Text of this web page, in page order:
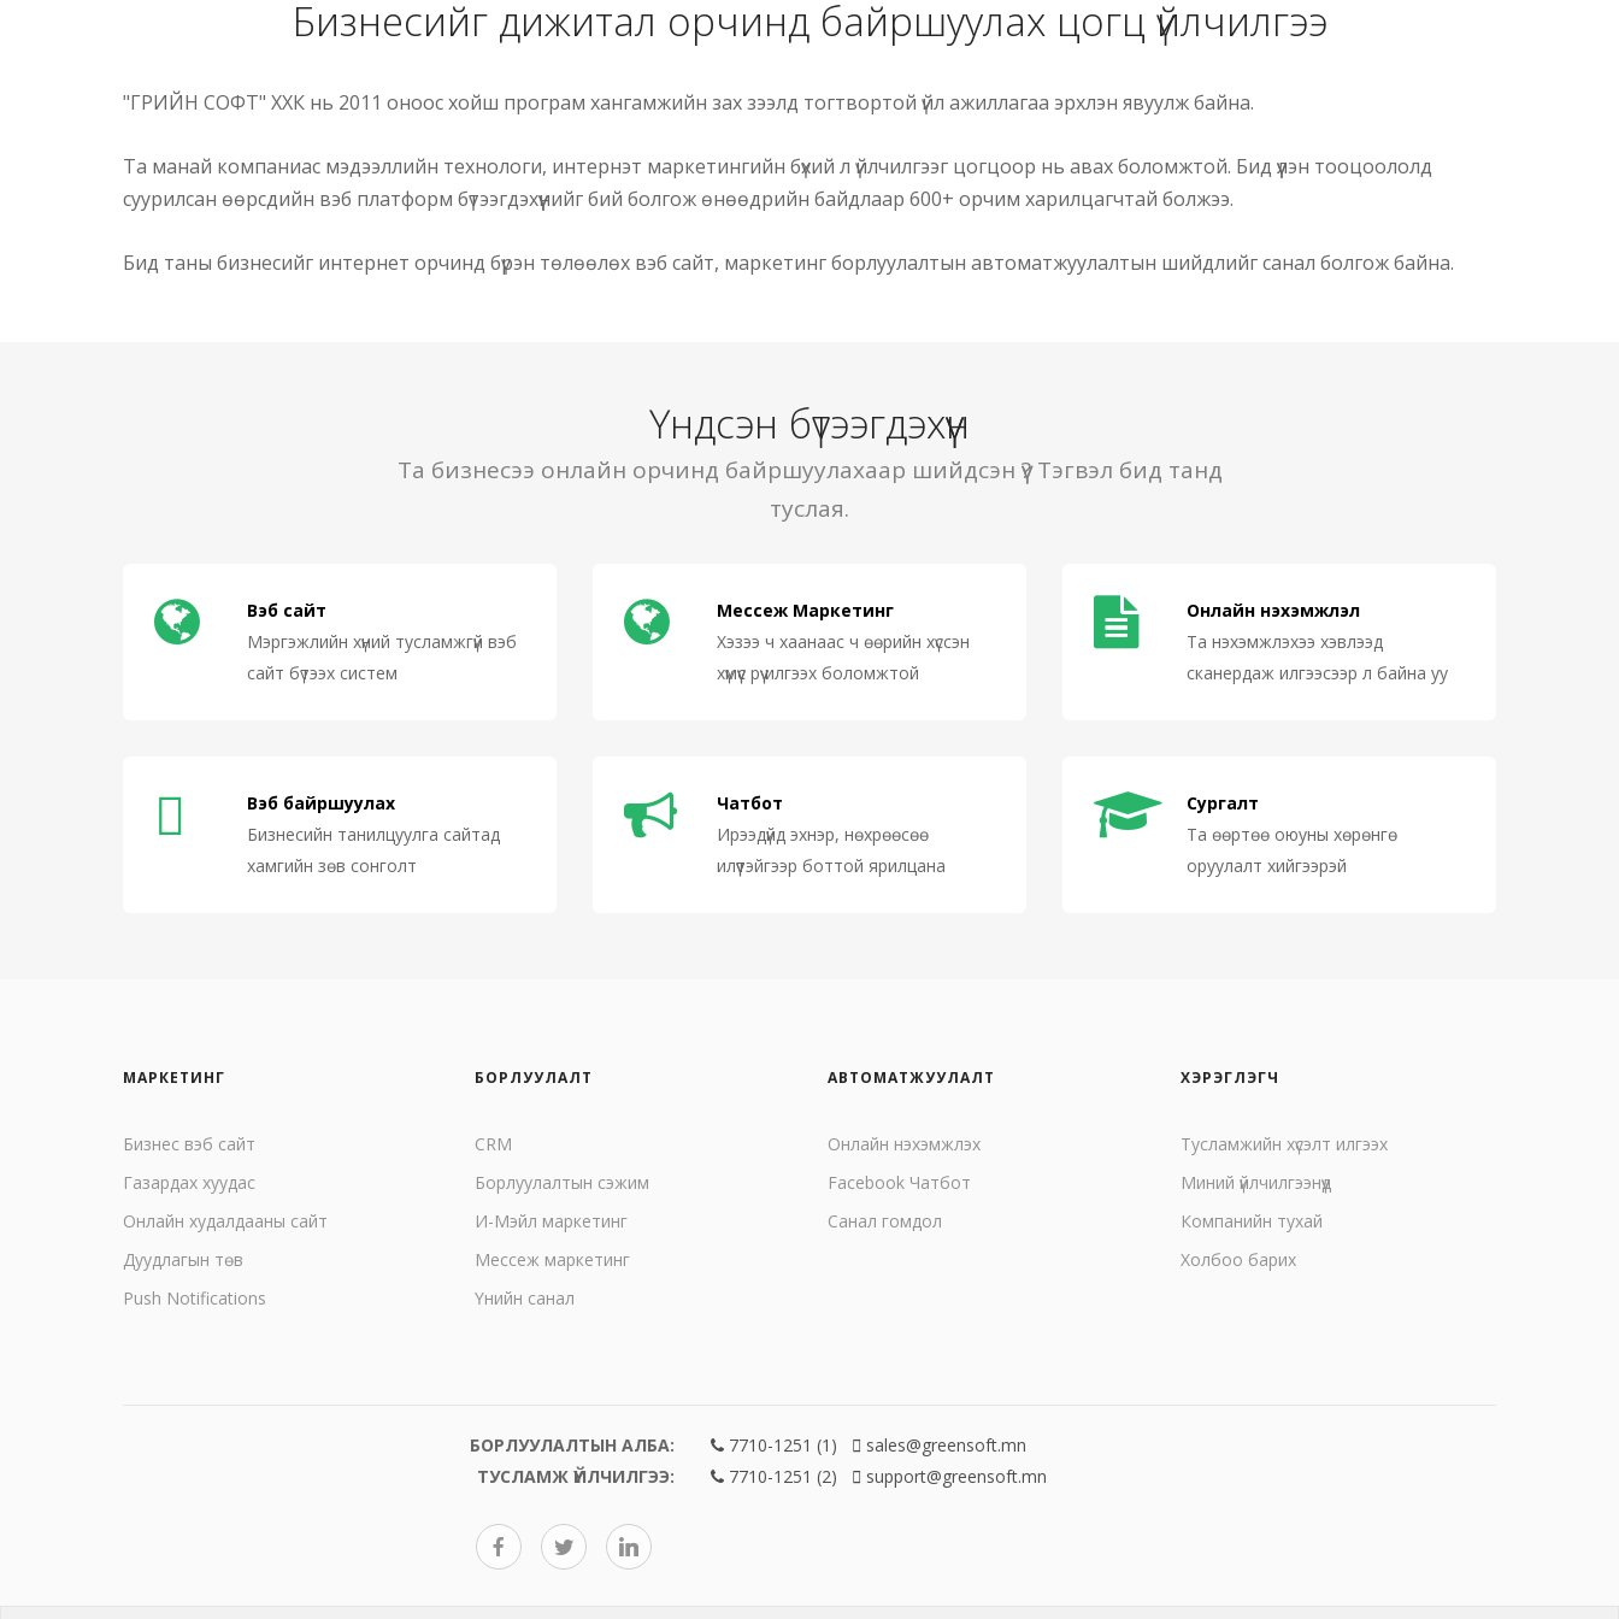
Бизнесийг дижитал орчинд байршуулах цогц үйлчилгээ
"ГРИЙН СОФТ" ХХК нь 2011 оноос хойш програм хангамжийн зах зээлд тогтвортой үйл ажиллагаа эрхлэн явуулж байна.
Та манай компаниас мэдээллийн технологи, интернэт маркетингийн бүхий л үйлчилгээг цогцоор нь авах боломжтой. Бид үүлэн тооцоололд
суурилсан өөрсдийн вэб платформ бүтээгдэхүүнийг бий болгож өнөөдрийн байдлаар 600+ орчим харилцагчтай болжээ.
Бид таны бизнесийг интернет орчинд бүрэн төлөөлөх вэб сайт, маркетинг борлуулалтын автоматжуулалтын шийдлийг санал болгож байна.
Үндсэн бүтээгдэхүүн
Та бизнесээ онлайн орчинд байршуулахаар шийдсэн үү? Тэгвэл бид танд
туслая.
Вэб сайт
Мэргэжлийн хүний тусламжгүй вэб
сайт бүтээх систем
Мессеж Маркетинг
Хэзээ ч хаанаас ч өөрийн хүссэн
хүмүүс рүү илгээх боломжтой
Онлайн нэхэмжлэл
Та нэхэмжлэхээ хэвлээд
сканердаж илгээсээр л байна уу
Вэб байршуулах
Бизнесийн танилцуулга сайтад
хамгийн зөв сонголт
Чатбот
Ирээдүйд эхнэр, нөхрөөсөө
илүүтэйгээр боттой ярилцана
Сургалт
Та өөртөө оюуны хөрөнгө
оруулалт хийгээрэй
МАРКЕТИНГ
Бизнес вэб сайт
Газардах хуудас
Онлайн худалдааны сайт
Дуудлагын төв
Push Notifications
БОРЛУУЛАЛТ
CRM
Борлуулалтын сэжим
И-Мэйл маркетинг
Mессеж маркетинг
Үнийн санал
АВТОМАТЖУУЛАЛТ
Онлайн нэхэмжлэх
Facebook Чатбот
Санал гомдол
ХЭРЭГЛЭГЧ
Тусламжийн хүсэлт илгээх
Миний үйлчилгээнүүд
Компанийн тухай
Холбоо барих
БОРЛУУЛАЛТЫН АЛБА: 7710-1251 (1)
sales@greensoft.mn
ТУСЛАМЖ ҮЙЛЧИЛГЭЭ:
7710-1251 (2) support@greensoft.mn